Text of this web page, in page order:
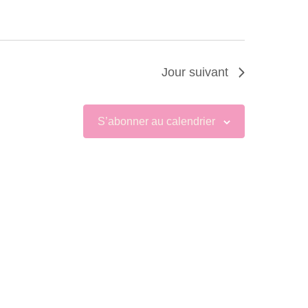
Jour suivant
S’abonner au calendrier